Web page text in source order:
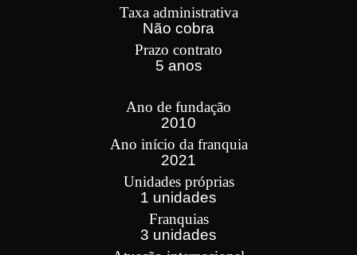
Taxa administrativa
Não cobra
Prazo contrato
5 anos
Ano de fundação
2010
Ano início da franquia
2021
Unidades próprias
1 unidades
Franquias
3 unidades